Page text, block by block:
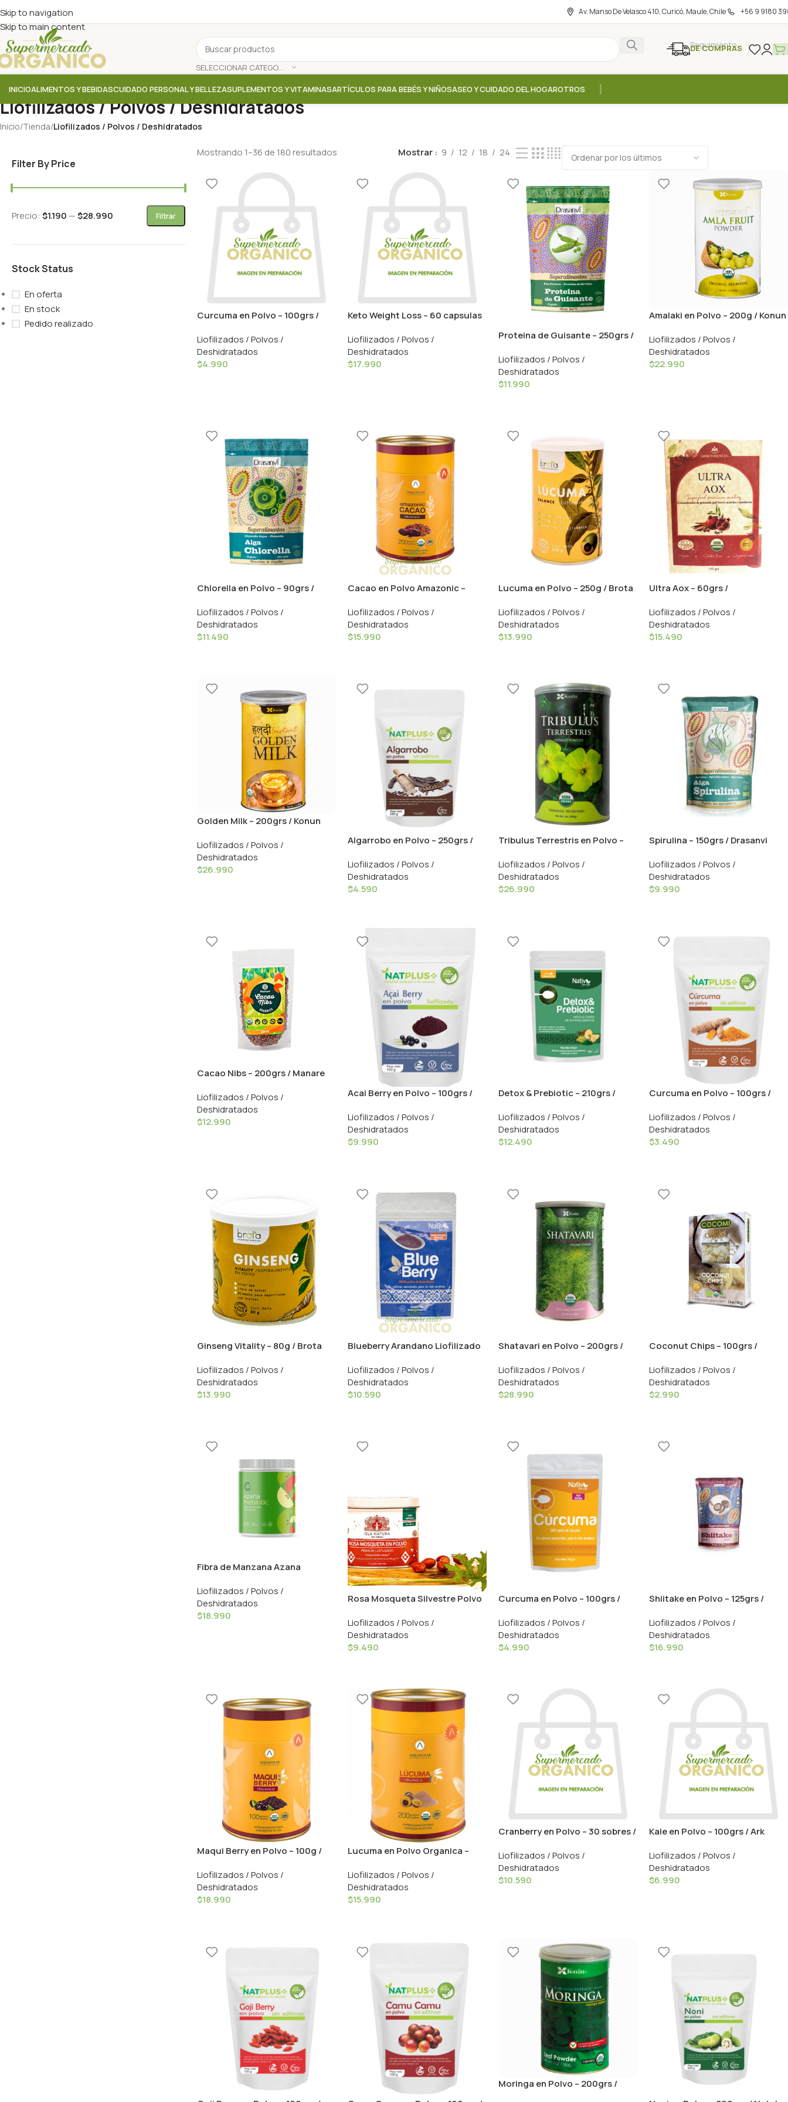
Skip to navigation
Skip to main content
Av. Manso De Velasco 410, Curicó, Maule, Chile +56 9 9180
SELECCIONAR CATEGORÍA
Seguimiento
DE COMPRAS
INICIOALIMENTOS Y BEBIDASCUIDADO PERSONAL Y BELLEZASUPLEMENTOS Y VITAMINASARTÍCULOS PARA BEBÉS Y NIÑOSASEO Y CUIDADO DEL HOGAROTROS
Liofilizados / Polvos / Deshidratados
Inicio/Tienda/Liofilizados / Polvos / Deshidratados
Filter By Price
Filtrar
Precio: $1.190 —$28.990
Stock Status
En oferta
En stock
Pedido realizado
Mostrando 1–36 de 180 resultados Mostrar 9 12 18 24
Curcuma en Polvo – 100grs /
Liofilizados / Polvos /
Deshidratados
$4.990
Keto Weight Loss – 60 capsulas
Liofilizados / Polvos /
Deshidratados
$17.990
Proteina de Guisante – 250grs /
Liofilizados / Polvos /
Deshidratados
$11.990
Amalaki en Polvo – 200g / Konun
Liofilizados / Polvos /
Deshidratados
$22.990
Chlorella en Polvo – 90grs /
Liofilizados / Polvos /
Deshidratados
$11.490
Cacao en Polvo Amazonic –
Liofilizados / Polvos /
Deshidratados
$15.990
Lucuma en Polvo – 250g / Brota
Liofilizados / Polvos /
Deshidratados
$13.990
Ultra Aox – 60grs /
Liofilizados / Polvos /
Deshidratados
$15.490
Golden Milk – 200grs / Konun
Liofilizados / Polvos /
Deshidratados
$26.990
Algarrobo en Polvo – 250grs /
Liofilizados / Polvos /
Deshidratados
$4.590
Tribulus Terrestris en Polvo –
Liofilizados / Polvos /
Deshidratados
$26.990
Spirulina – 150grs / Drasanvi
Liofilizados / Polvos /
Deshidratados
$9.990
Cacao Nibs – 200grs / Manare
Liofilizados / Polvos /
Deshidratados
$12.990
Acai Berry en Polvo – 100grs /
Liofilizados / Polvos /
Deshidratados
$9.990
Detox & Prebiotic – 210grs /
Liofilizados / Polvos /
Deshidratados
$12.490
Curcuma en Polvo – 100grs /
Liofilizados / Polvos /
Deshidratados
$3.490
Ginseng Vitality – 80g / Brota
Liofilizados / Polvos /
Deshidratados
$13.990
Blueberry Arandano Liofilizado
Liofilizados / Polvos /
Deshidratados
$10.590
Shatavari en Polvo – 200grs /
Liofilizados / Polvos /
Deshidratados
$28.990
Coconut Chips – 100grs /
Liofilizados / Polvos /
Deshidratados
$2.990
Fibra de Manzana Azana
Cascara Foods
Liofilizados / Polvos /
Deshidratados
$18.990
Rosa Mosqueta Silvestre Polvo
Liofilizados / Polvos /
Deshidratados
$9.490
Curcuma en Polvo – 100grs /
Liofilizados / Polvos /
Deshidratados
$4.990
Shiitake en Polvo – 125grs /
Liofilizados / Polvos /
Deshidratados
$16.990
Maqui Berry en Polvo – 100g /
Liofilizados / Polvos /
Deshidratados
$18.990
Lucuma en Polvo Organica –
Liofilizados / Polvos /
Deshidratados
$15.990
Cranberry en Polvo – 30 sobres /
Liofilizados / Polvos /
Deshidratados
$10.590
Kale en Polvo – 100grs / Ark
Liofilizados / Polvos /
Deshidratados
$6.990
Moringa en Polvo – 200grs /